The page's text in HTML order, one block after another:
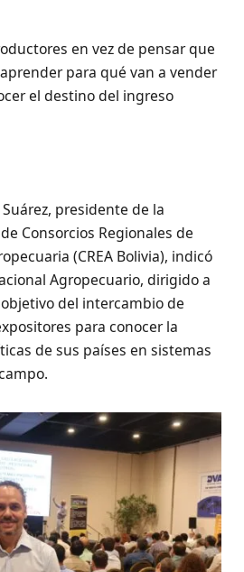
en vez de pensar que
para qué van a vender
el destino del ingreso
presidente de la
Consorcios Regionales de
(CREA Bolivia), indicó
Agropecuario, dirigido a
del intercambio de
para conocer la
de sus países en sistemas